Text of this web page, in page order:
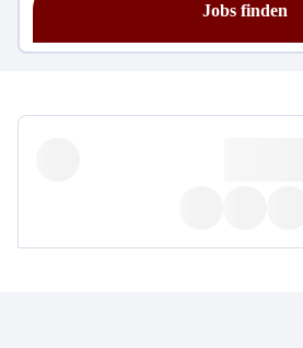
Jobs finden